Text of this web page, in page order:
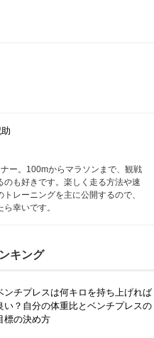
ー。100mからマラソンまで、観戦
のも好きです。楽しく走る方法や速
トレーニングを主に公開するので、
幸いです。
キング
ンチプレスは何キロを持ち上げれば
い？自分の体重比とベンチプレスの
標の決め方